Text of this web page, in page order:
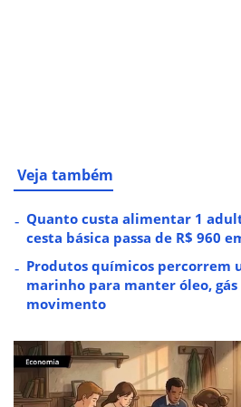
Veja também
Quanto custa alimentar 1
cesta básica passa de R$ 960
Produtos químicos percorrem
marinho para manter óleo, gás
movimento